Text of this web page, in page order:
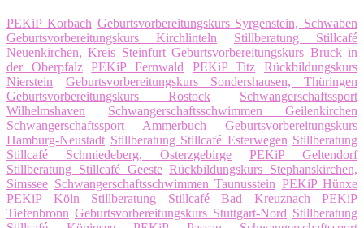
PEKiP Korbach Geburtsvorbereitungskurs Syrgenstein, Schwaben
Geburtsvorbereitungskurs Kirchlinteln
Stillberatung Stillcafé
Neuenkirchen, Kreis Steinfurt Geburtsvorbereitungskurs Bruck in
der Oberpfalz
PEKiP Fernwald PEKiP Titz
Rückbildungskurs
Nierstein
Geburtsvorbereitungskurs Sondershausen, Thüringen
Geburtsvorbereitungskurs Rostock
Schwangerschaftssport
Wilhelmshaven
Schwangerschaftsschwimmen Geilenkirchen
Schwangerschaftssport Ammerbuch
Geburtsvorbereitungskurs
Hamburg-Neustadt Stillberatung Stillcafé Esterwegen Stillberatung
Stillcafé Schmiedeberg, Osterzgebirge
PEKiP Geltendorf
Stillberatung Stillcafé Geeste Rückbildungskurs Stephanskirchen,
Simssee Schwangerschaftsschwimmen Taunusstein PEKiP Hünxe
PEKiP Köln
Stillberatung Stillcafé Bad Kreuznach
PEKiP
Tiefenbronn Geburtsvorbereitungskurs Stuttgart-Nord Stillberatung